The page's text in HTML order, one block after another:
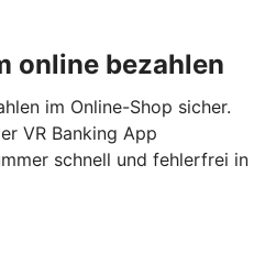
online bezahlen
im Online-Shop sicher.
VR Banking App
schnell und fehlerfrei in